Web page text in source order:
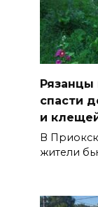
Рязанцы
спасти
и
В
жители